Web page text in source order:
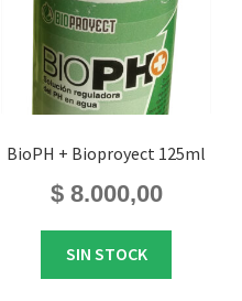
BioPH + Bioproyect 125ml
$8.000,00
SIN STOCK